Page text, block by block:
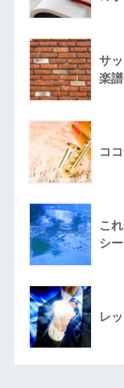
サ
楽
コ
こ
シ
レ